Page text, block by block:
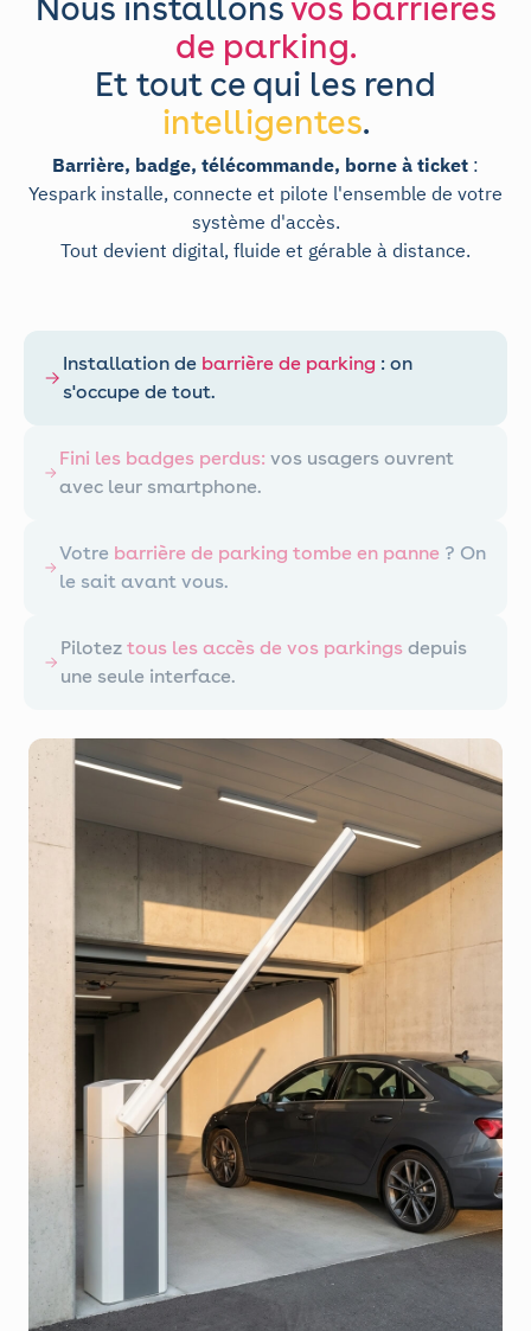
de parking.
Et tout ce qui les rend
intelligentes.
Barrière, badge, télécommande, borne à ticket :
Yespark installe, connecte et pilote l'ensemble de votre
système d'accès.
Tout devient digital, fluide et gérable à distance.
Installation de barrière de parking : on
s'occupe de tout.
Fini les badges perdus:vos usagers ouvrent
avec leur smartphone.
Votre barrière de parking tombe en panne ? On
le sait avant vous.
Pilotez tous les accès de vos parkings depuis
une seule interface.